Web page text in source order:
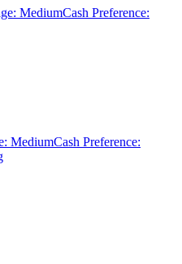
: MediumCash Preference:
: MediumCash Preference: